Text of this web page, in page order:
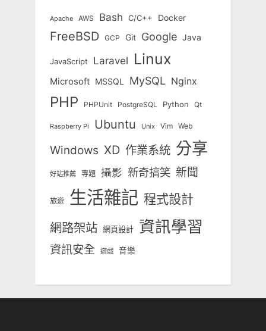
Apache AWS Bash C/C++ Docker
FreeBSD GCP Git Google Java
JavaScript Laravel Linux
Microsoft MSSQL MySQL Nginx
PHP PHPUnit PostgreSQL Python Qt
Raspberry Pi Ubuntu Unix Vim Web
Windows XD 作業系統 分享
好站推薦 專題 攝影 新奇搞笑 新聞
旅遊 生活雜記 程式設計
網路架站 網頁設計 資訊學習
資訊安全 遊戲 音樂